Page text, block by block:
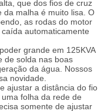
que dos fios de cruz
malha é muito lisa. O
as rodas do motor
automaticamente
grande em 125KVA
de solda nas boas
da água. Nossos
novidade.
ajustar a distância do fio
folha da rede de
somente de ajustar